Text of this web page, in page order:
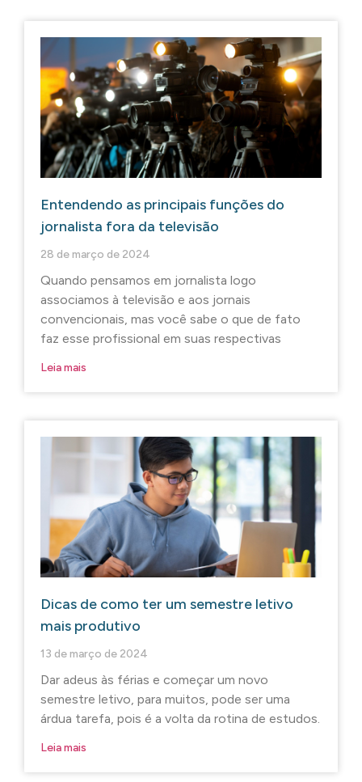
Entendendo as principais funções do
jornalista fora da televisão
28 de março de 2024
Quando pensamos em jornalista logo
associamos à televisão e aos jornais
convencionais, mas você sabe o que de fato
faz esse profissional em suas respectivas
Leia mais
Dicas de como ter um semestre letivo
mais produtivo
13 de março de 2024
Dar adeus às férias e começar um novo
semestre letivo, para muitos, pode ser uma
árdua tarefa, pois é a volta da rotina de estudos.
Leia mais